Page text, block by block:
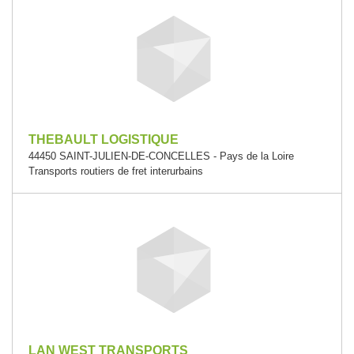
THEBAULT LOGISTIQUE
44450 SAINT-JULIEN-DE-CONCELLES - Pays de la Loire
Transports routiers de fret interurbains
LAN WEST TRANSPORTS